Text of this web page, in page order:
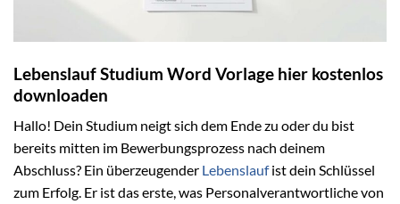
Lebenslauf Studium Word Vorlage hier kostenlos
downloaden
Hallo! Dein Studium neigt sich dem Ende zu oder du bist
bereits mitten im Bewerbungsprozess nach deinem
Abschluss? Ein überzeugender Lebenslaufist dein Schlüssel
zum Erfolg. Er ist das erste, was Personalverantwortliche von